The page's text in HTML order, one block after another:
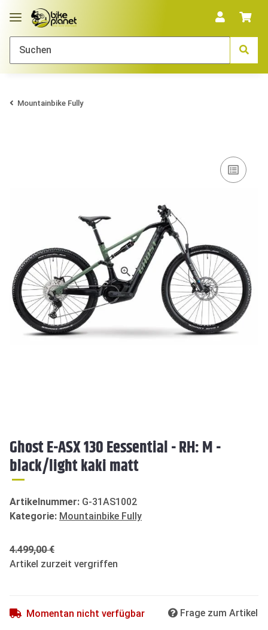
Mountainbike Fully
Ghost E-ASX 130 Eessential - RH: M -
black/light kaki matt
Artikelnummer: G-31AS1002
Kategorie: Mountainbike Fully
4.499,00 €
Artikel zurzeit vergriffen
Momentan nicht verfügbar Frage zum Artikel